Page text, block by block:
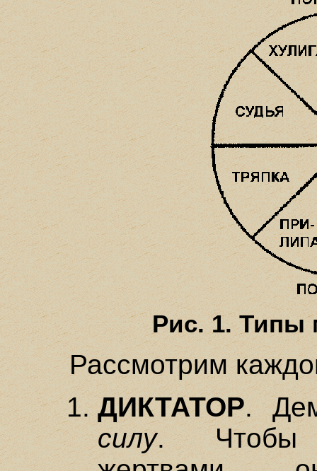
Рис. 1. Типы
Рассмотрим
ДИКТАТОР.
силу. Чтобы